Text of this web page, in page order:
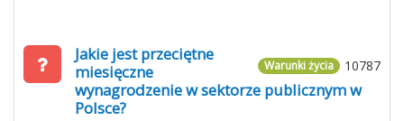
10787
Warunki życia
Jakie jest przeciętne
miesięczne
wynagrodzenie w sektorze publicznym w
Polsce?